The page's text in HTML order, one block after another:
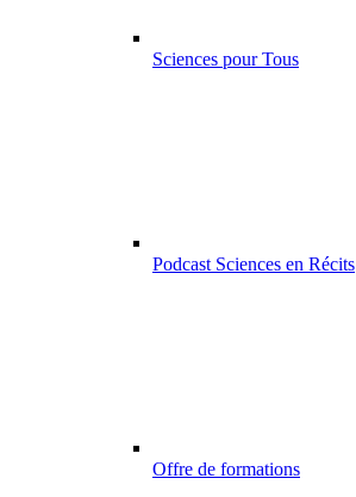
Sciences pour Tous
Podcast Sciences en Récits
Offre de formations